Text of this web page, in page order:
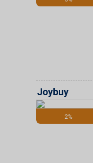
2%
Joybuy